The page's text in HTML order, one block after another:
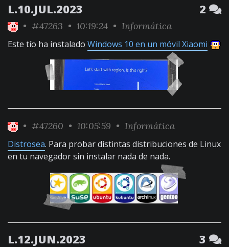
L.10.JUL.2023 2
• #47263 • 10:19:24 • Informática
Este tío ha instalado Windows 10 en un móvil Xiaomi
• #47260 • 10:05:59 • Informática
Distrosea. Para probar distintas distribuciones de Linux
en tu navegador sin instalar nada de nada.
L.12.JUN.2023 3